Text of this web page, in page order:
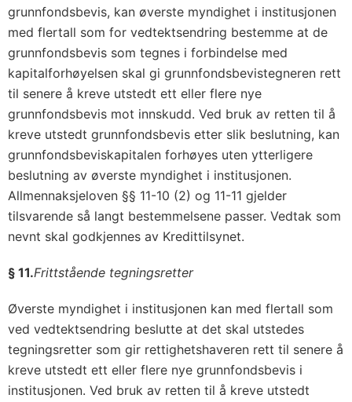
grunnfondsbevis, kan øverste myndighet i institusjonen
med flertall som for vedtektsendring bestemme at de
grunnfondsbevis som tegnes i forbindelse med
kapitalforhøyelsen skal gi grunnfondsbevistegneren rett
til senere å kreve utstedt ett eller flere nye
grunnfondsbevis mot innskudd. Ved bruk av retten til å
kreve utstedt grunnfondsbevis etter slik beslutning, kan
grunnfondsbeviskapitalen forhøyes uten ytterligere
beslutning av øverste myndighet i institusjonen.
Allmennaksjeloven §§ 11-10 (2) og 11-11 gjelder
tilsvarende så langt bestemmelsene passer. Vedtak som
nevnt skal godkjennes av Kredittilsynet.
§ 11.Frittstående tegningsretter
Øverste myndighet i institusjonen kan med flertall som
ved vedtektsendring beslutte at det skal utstedes
tegningsretter som gir rettighetshaveren rett til senere å
kreve utstedt ett eller flere nye grunnfondsbevis i
institusjonen. Ved bruk av retten til å kreve utstedt